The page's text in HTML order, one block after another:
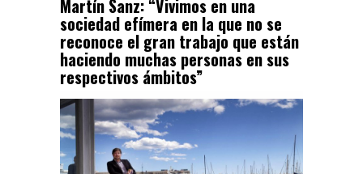
Martín Sanz: “Vivimos en una
sociedad efímera en la que no se
reconoce el gran trabajo que están
haciendo muchas personas en sus
respectivos ámbitos”